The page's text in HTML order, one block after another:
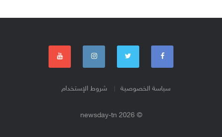
سياسة الخصوصية شروط الإستخدام
© 2026 newsday-tn